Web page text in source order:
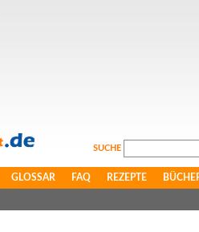
SUCHE
GLOSSAR FAQ REZEPTE